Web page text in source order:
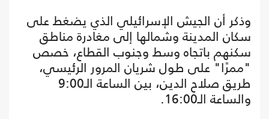
وذكر أن الجيش الإسرائيلي الذي يضغط على
سكان المدينة وشمالها إلى مغادرة مناطق
سكنهم باتجاه وسط وجنوب القطاع، خصص
"ممرًا" على طول شريان المرور الرئيسي،
طريق صلاح الدين، بين الساعة الـ9:00
والساعة الـ16:00.